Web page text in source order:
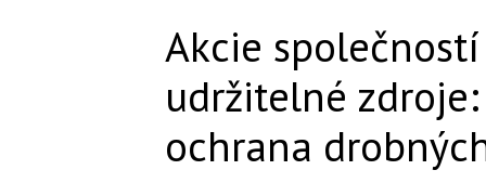
Akcie
udržitelné
ochrana